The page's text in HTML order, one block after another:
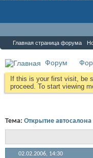
Главная страница форума
Форум
If this is your first visit, be
proceed. To start viewing
Тема: Открытие автосалона
02.02.2006, 14:30